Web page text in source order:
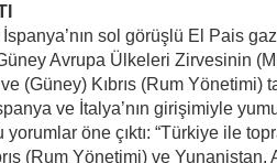
sol görüşlü El Pais
Avrupa Ülkeleri Zirvesinin
(Güney) Kıbrıs (Rum Yönetimi)
ve İtalya’nın girişimiyle
yorumlar öne çıktı: “Türkiye ile
(Rum Yönetimi) ve